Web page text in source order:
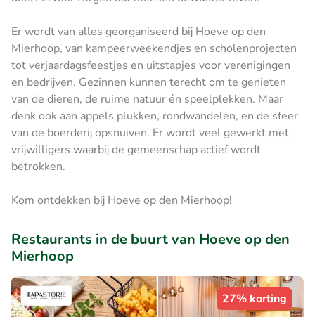
Er wordt van alles georganiseerd bij Hoeve op den
Mierhoop, van kampeerweekendjes en scholenprojecten
tot verjaardagsfeestjes en uitstapjes voor verenigingen
en bedrijven. Gezinnen kunnen terecht om te genieten
van de dieren, de ruime natuur én speelplekken. Maar
denk ook aan appels plukken, rondwandelen, en de sfeer
van de boerderij opsnuiven. Er wordt veel gewerkt met
vrijwilligers waarbij de gemeenschap actief wordt
betrokken.
Kom ontdekken bij Hoeve op den Mierhoop!
Restaurants in de buurt van Hoeve op den
Mierhoop
27% korting